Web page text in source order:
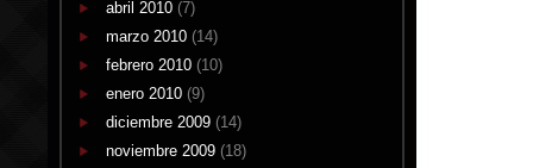
abril 2010 (7)
marzo 2010 (14)
febrero 2010 (10)
enero 2010 (9)
diciembre 2009 (14)
noviembre 2009 (18)